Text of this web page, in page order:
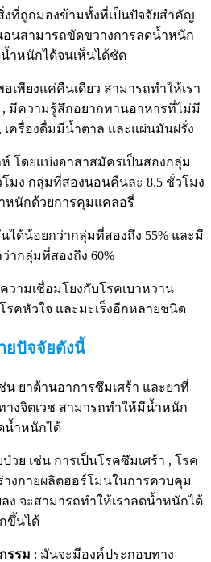
ที่ถูกมองข้ามทั้งที่เป็นปัจจัยสำคัญ
นสามารถขัดขวางการลดน้ำหนัก
ำหนักได้จนเห็นได้ชัด
เพียงแค่คืนเดียว สามารถทำให้เรา
มีความรู้สึกอยากทานอาหารที่ไม่มี
เครื่องดื่มมีน้ำตาล และแผ่นมันฝรั่ง
ห์ โดยแบ่งอาสาสมัครเป็นสองกลุ่ม
มง กลุ่มที่สองนอนคืนละ 8.5 ชั่วโมง
หนักด้วยการคุมแคลอรี่
ด้น้อยกว่ากลุ่มที่สองถึง 55% และมี
กลุ่มที่สองถึง 60%
ามเชื่อมโยงกับโรคเบาหวาน
รคหัวใจ และมะเร็งอีกหลายชนิด
ยปัจจัยดังนี้
น ยาต้านอาการซึมเศร้า และยาที่
งจิตเวช สามารถทำให้มีน้ำหนัก
น้ำหนักได้
ป่วย เช่น การเป็นโรคซึมเศร้า , โรค
างกายผลิตฮอร์โมนในการควบคุม
ง จะสามารถทำให้เราลดน้ำหนักได้
ขึ้นได้
รรม : มันจะมีองค์ประกอบทาง